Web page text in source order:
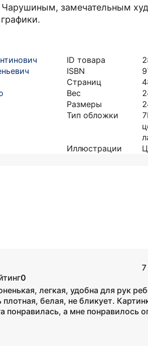
замечательным
ID товара
ISBN
Страниц
Вес
Размеры
Тип обложки
Иллюстрации
0
легкая, удобна для рук
белая, не бликует.
понравилась, а мне понравилось